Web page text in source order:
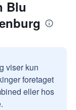
Blu
viser kun
foretaget
eller hos